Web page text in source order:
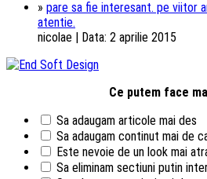
» pare sa fie interesant. pe viitor
atentie.
nicolae | Data: 2 aprilie 2015
Ce putem face
Sa adaugam articole mai des
Sa adaugam continut mai de
Este nevoie de un look mai
Sa eliminam sectiuni putin